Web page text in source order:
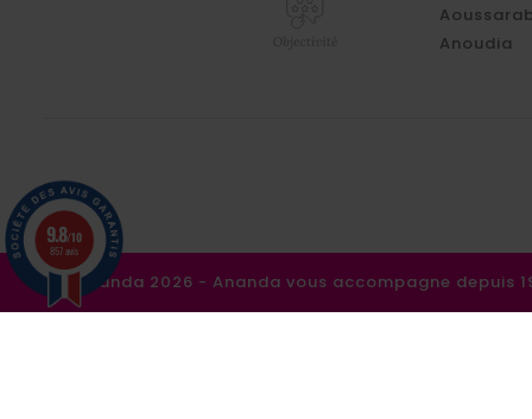
Anoudia
©Ananda 2026 - Ananda vous accompagne depuis
9.8/10
857 avis